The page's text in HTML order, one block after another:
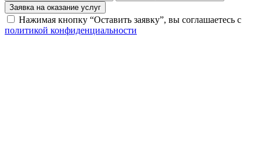
Заявка на оказание услуг
Нажимая кнопку “Оставить заявку”, вы соглашаетесь с
политикой конфиденциальности